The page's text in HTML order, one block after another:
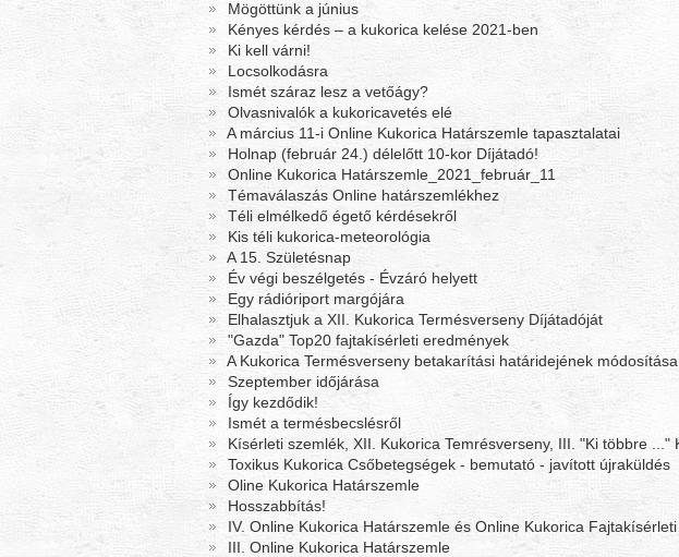
Mögöttünk a június
Kényes kérdés – a kukorica kelése 2021-ben
Ki kell várni!
Locsolkodásra
Ismét száraz lesz a vetőágy?
Olvasnivalók a kukoricavetés elé
A március 11-i Online Kukorica Határszemle tapasztalatai
Holnap (február 24.) délelőtt 10-kor Díjátadó!
Online Kukorica Határszemle_2021_február_11
Témaválaszás Online határszemlékhez
Téli elmélkedő égető kérdésekről
Kis téli kukorica-meteorológia
A 15. Születésnap
Év végi beszélgetés - Évzáró helyett
Egy rádióriport margójára
Elhalasztjuk a XII. Kukorica Termésverseny Díjátadóját
"Gazda" Top20 fajtakísérleti eredmények
A Kukorica Termésverseny betakarítási határidejének módosítása
Szeptember időjárása
Így kezdődik!
Ismét a termésbecslésről
Kísérleti szemlék, XII. Kukorica Temrésverseny, III. "Ki többre ..."
Toxikus Kukorica Csőbetegségek - bemutató - javított újraküldés
Oline Kukorica Határszemle
Hosszabbítás!
IV. Online Kukorica Határszemle és Online Kukorica
III. Online Kukorica Határszemle